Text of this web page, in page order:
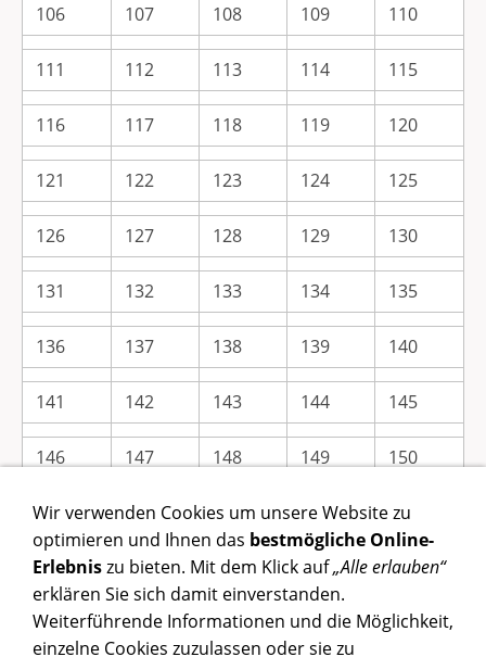
106 107 108 109 110
111 112 113 114 115
116 117 118 119 120
121 122 123 124 125
126 127 128 129 130
131 132 133 134 135
136 137 138 139 140
141 142 143 144 145
146 147 148 149 150
Colours that are not on the colour-card are copied
from material patterns sent to us.
Slight differences in colour, compared to the original tone
are inevitable.
Wir verwenden Cookies um unsere Website zu
optimieren und Ihnen das bestmögliche Online-
Erlebniszu bieten. Mit dem Klick auf„Alle erlauben“
erklären Sie sich damit einverstanden.
Weiterführende Informationen und die Möglichkeit,
einzelne Cookies zuzulassen oder sie zu